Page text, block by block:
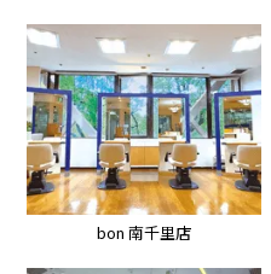
bon 南千里店